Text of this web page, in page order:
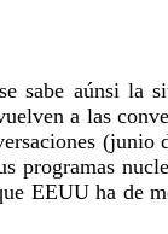
sabe aúnsi la
a las
EEUU ha de